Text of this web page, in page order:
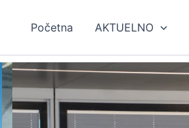
Početna AKTUELNO